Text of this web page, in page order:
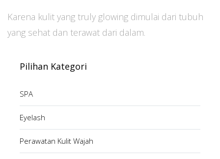
Karena kulit yang truly glowing dimulai dari tubuh
yang sehat dan terawat dari dalam.
Pilihan Kategori
SPA
Eyelash
Perawatan Kulit Wajah